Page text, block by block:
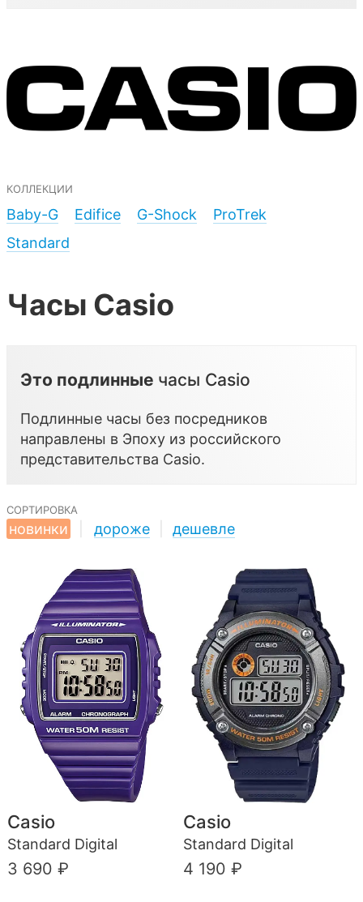
коллекции
Baby-G
Edifice G-Shock
ProTrek
Standard
Часы Casio
Это подлинные часы Casio
Подлинные часы без посредников
направлены в Эпоху из российского
представительства Casio.
сортировка
новинки
дороже дешевле
Casio
Standard Digital
3 690 ₽
Casio
Standard Digital
4 190 ₽